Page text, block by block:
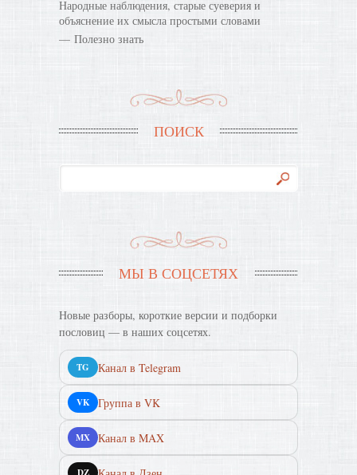
Народные наблюдения, старые суеверия и
объяснение их смысла простыми словами
Полезно знать
ПОИСК
МЫ В СОЦСЕТЯХ
Новые разборы, короткие версии и подборки
пословиц — в наших соцсетях.
TG Канал в Telegram
VK Группа в VK
MX Канал в MAX
DZ